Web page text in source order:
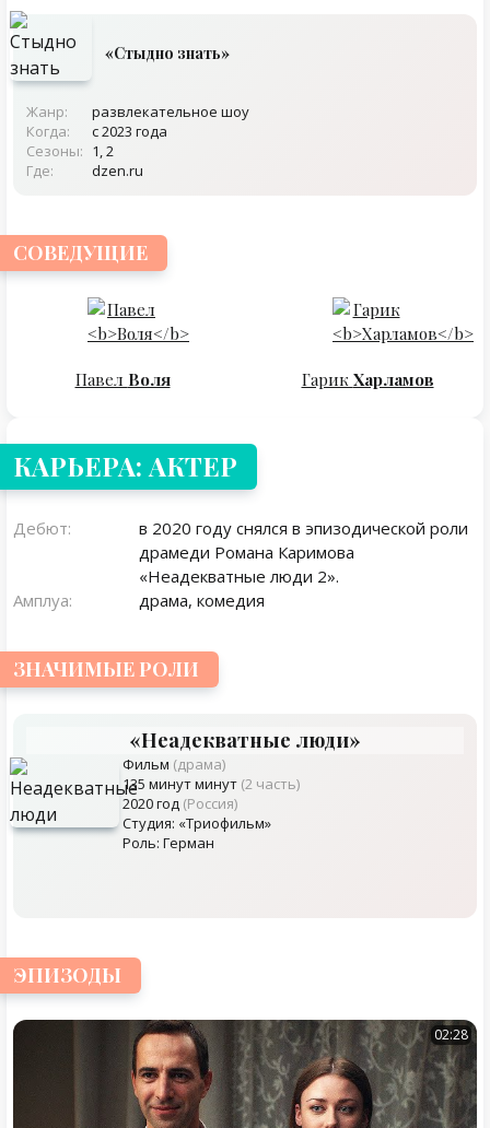
КАРЬЕРА: АКТЕР
Дебют:
в 2020 году снялся в эпизодической роли
драмеди Романа Каримова
«Неадекватные люди 2».
Амплуа:
драма, комедия
ЗНАЧИМЫЕ РОЛИ
«Неадекватные люди»
Фильм (драма)
135 минут минут (2 часть)
2020 год (Россия)
Студия: «Триофильм»
Роль: Герман
ЭПИЗОДЫ
02:28
«Стыдно знать»
Жанр:
развлекательное шоу
Когда:
с 2023 года
Сезоны: 1, 2
Где:
dzen.ru
СОВЕДУЩИЕ
Павел Воля Гарик Харламов